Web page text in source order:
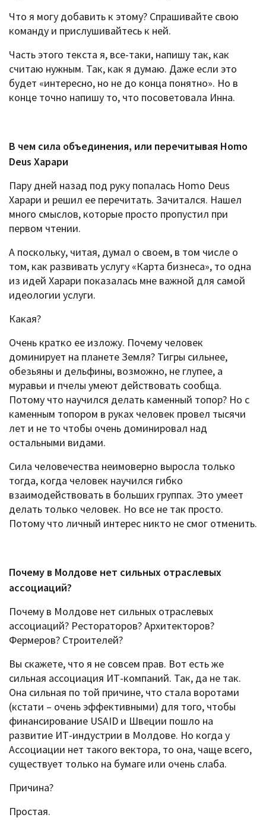
Что я могу добавить к этому? Спрашивайте свою
команду и прислушивайтесь к ней.
Часть этого текста я, все-таки, напишу так, как
считаю нужным. Так, как я думаю. Даже если это
будет «интересно, но не до конца понятно». Но в
конце точно напишу то, что посоветовала Инна.
В чем сила объединения, или перечитывая Homo
Deus Харари
Пару дней назад под руку попалась Homo Deus
Харари и решил ее перечитать. Зачитался. Нашел
много смыслов, которые просто пропустил при
первом чтении.
А поскольку, читая, думал о своем, в том числе о
том, как развивать услугу «Карта бизнеса», то одна
из идей Харари показалась мне важной для самой
идеологии услуги.
Какая?
Очень кратко ее изложу. Почему человек
доминирует на планете Земля? Тигры сильнее,
обезьяны и дельфины, возможно, не глупее, а
муравьи и пчелы умеют действовать сообща.
Потому что научился делать каменный топор? Но с
каменным топором в руках человек провел тысячи
лет и не то чтобы очень доминировал над
остальными видами.
Сила человечества неимоверно выросла только
тогда, когда человек научился гибко
взаимодействовать в больших группах. Это умеет
делать только человек. Но все не так просто.
Потому что личный интерес никто не смог отменить.
Почему в Молдове нет сильных отраслевых
ассоциаций?
Почему в Молдове нет сильных отраслевых
ассоциаций? Рестораторов? Архитекторов?
Фермеров? Строителей?
Вы скажете, что я не совсем прав. Вот есть же
сильная ассоциация ИТ-компаний. Так, да не так.
Она сильная по той причине, что стала воротами
(кстати – очень эффективными) для того, чтобы
финансирование USAID и Швеции пошло на
развитие ИТ-индустрии в Молдове. Но когда у
Ассоциации нет такого вектора, то она, чаще всего,
существует только на бумаге или очень слаба.
Причина?
Простая.